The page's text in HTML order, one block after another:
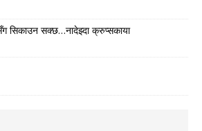
सिकाउन सक्छ…नादेझ्दा क्रुप्सकाया